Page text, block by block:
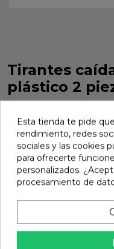
Tirantes
plástico 2
Ref. C-00180-556
Marca: Team Corally
6,59 €
En stock
Esta tienda te pide
rendimiento, redes
sociales y las cookies
para ofrecerte
personalizados.
procesamiento de